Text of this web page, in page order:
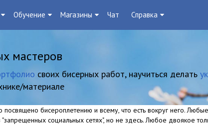
Обучение Магазины Чат Справка
мастеров
своих бисерных работ, научиться делать
материале
бисероплетению и всему, что есть вокруг него.
"запрещенных социальных сетях", но не здесь. Любое двоякое